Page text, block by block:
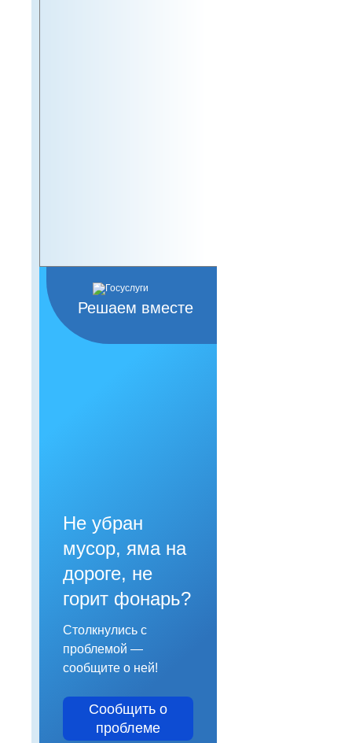
Решаем вместе
Не убран
мусор, яма на
дороге, не
горит фонарь?
Столкнулись с
проблемой —
сообщите о ней!
Сообщить о
проблеме